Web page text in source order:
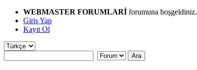
WEBMASTER FORUMLARİ forumuna hoşgeldiniz.
Giriş Yap
Kayıt Ol